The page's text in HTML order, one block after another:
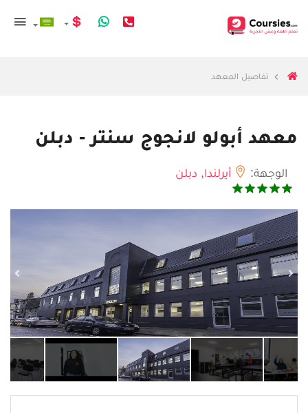
تفاصيل المعهد
معهد أبولو لانجوج سنتر - دبلن
الوجهة: أيرلندا, دبلن